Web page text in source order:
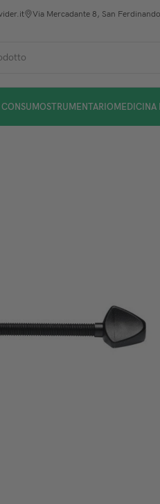
Via Mercadante 8, San
STRUMENTARIOMEDICINA